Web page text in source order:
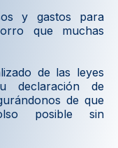
y gastos para
que muchas
de las leyes
declaración de
de que
posible sin